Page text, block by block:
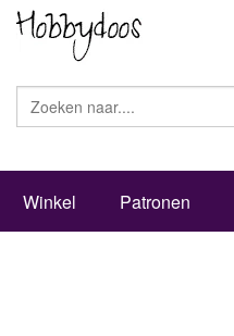
Winkel Patronen